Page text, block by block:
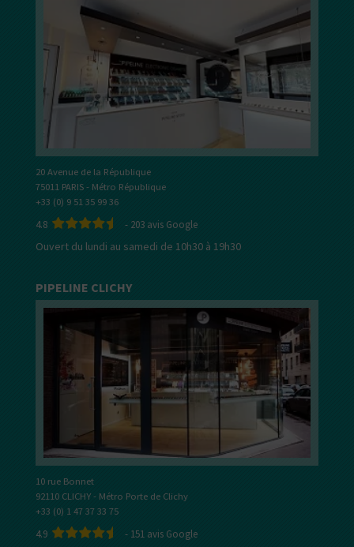
20 Avenue de la République
75011 PARIS - Métro République
+33 (0) 9 51 35 99 36
4.8 - 203 avis Google
Ouvert du lundi au samedi de 10h30 à 19h30
PIPELINE CLICHY
10 rue Bonnet
92110 CLICHY - Métro Porte de Clichy
+33 (0) 1 47 37 33 75
4.9 - 151 avis Google